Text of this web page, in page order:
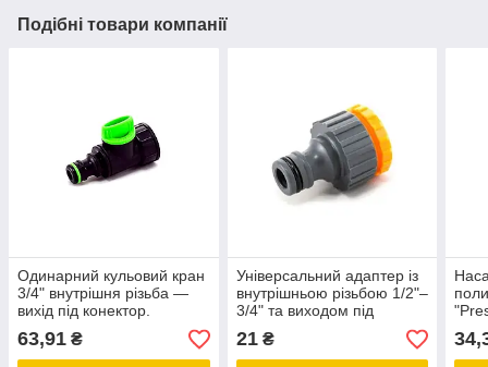
Подібні товари компанії
Одинарний кульовий кран
3/4" внутрішня різьба —
вихід під конектор.
63,91 ₴
Універсальний адаптер із
внутрішньою різьбою 1/2"–
3/4" та виходом під
швидкоз’єм
21₴